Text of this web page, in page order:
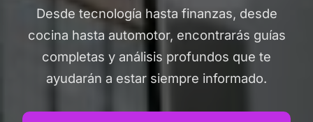
Desde tecnología hasta finanzas, desde
cocina hasta automotor, encontrarás guías
completas y análisis profundos que te
ayudarán a estar siempre informado.